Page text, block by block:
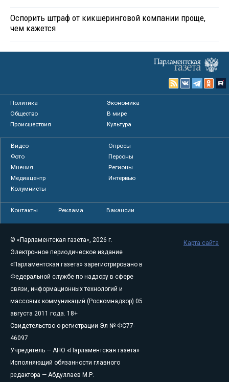
Оспорить штраф от кикшеринговой компании проще,
чем кажется
Политика
Экономика
Общество
В мире
Происшествия
Культура
Видео
Опросы
Фото
Персоны
Мнения
Регионы
Медиацентр
Интервью
Колумнисты
Контакты Реклама Вакансии
© «Парламентская газета», 2026 г.
Электронное периодическое издание
«Парламентская газета» зарегистрировано в
Федеральной службе по надзору в сфере
связи, информационных технологий и
массовых коммуникаций (Роскомнадзор) 05
августа 2011 года. 18+
Свидетельство о регистрации Эл № ФС77-
46097
Учредитель — АНО «Парламентская газета»
Исполняющий обязанности главного
редактора — Абдуллаев М.Р.
Карта сайта